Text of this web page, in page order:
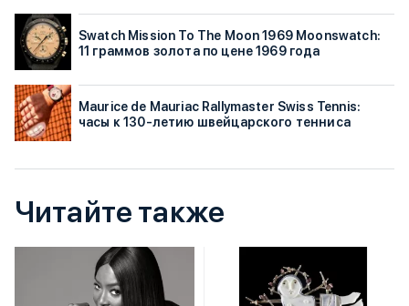
Swatch Mission To The Moon 1969 Moonswatch:
11 граммов золота по цене 1969 года
Maurice de Mauriac Rallymaster Swiss Tennis:
часы к 130-летию швейцарского тенниса
Читайте также